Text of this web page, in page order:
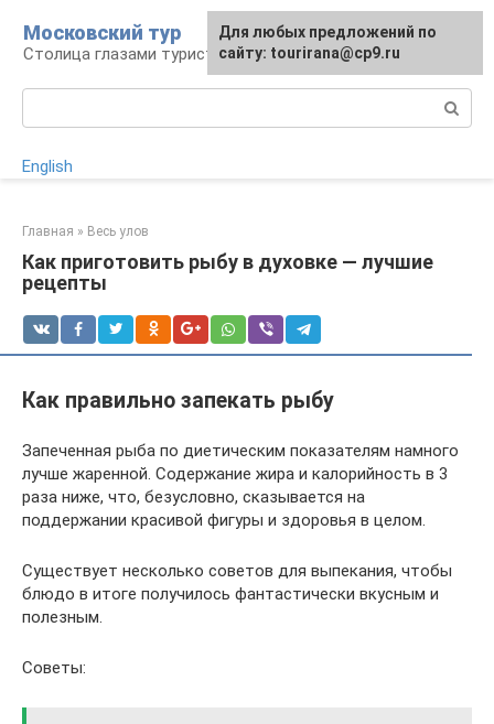
контенту
Московский тур
Столица глазами туриста
English
Главная » Весь улов
Как приготовить рыбу в духовке — лучшие
рецепты
Как правильно запекать рыбу
Запеченная рыба по диетическим показателям намного
лучше жаренной. Содержание жира и калорийность в 3
раза ниже, что, безусловно, сказывается на
поддержании красивой фигуры и здоровья в целом.
Существует несколько советов для выпекания, чтобы
блюдо в итоге получилось фантастически вкусным и
полезным.
Советы:
Для любых предложений по
сайту: tourirana@cp9.ru